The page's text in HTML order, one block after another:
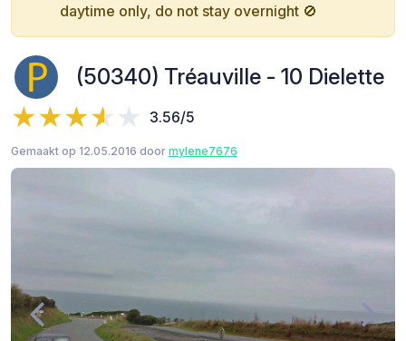
daytime only, do not stay overnight 🚫
(50340) Tréauville - 10 Dielette
3.56/5
Gemaakt op 12.05.2016 door mylene7676